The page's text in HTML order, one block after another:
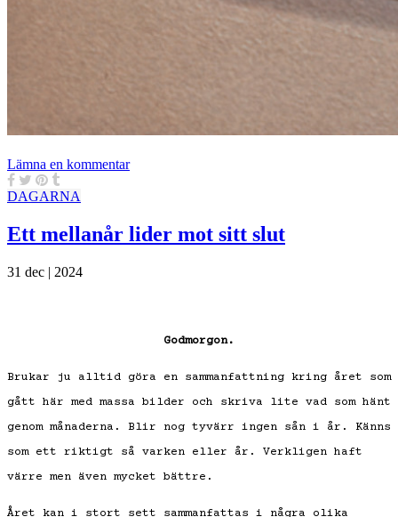
Lämna en kommentar
DAGARNA
Ett mellanår lider mot sitt slut
31 dec | 2024
Godmorgon.
Brukar ju alltid göra en sammanfattning kring året som
gått här med massa bilder och skriva lite vad som hänt
genom månaderna. Blir nog tyvärr ingen sån i år. Känns
som ett riktigt så varken eller år. Verkligen haft
värre men även mycket bättre.
Året kan i stort sett sammanfattas i några olika